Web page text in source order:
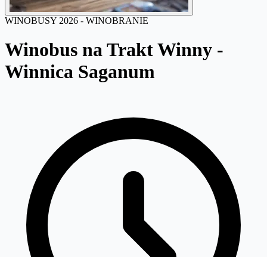
WINOBUSY 2026 - WINOBRANIE
Winobus na Trakt Winny -
Winnica Saganum